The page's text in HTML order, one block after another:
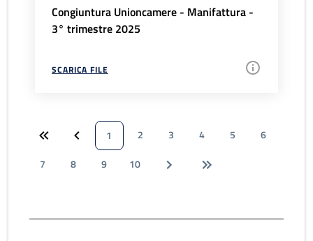
Congiuntura Unioncamere - Manifattura -
3° trimestre 2025
SCARICA FILE
1 2 3 4 5
6
7
8 9 10